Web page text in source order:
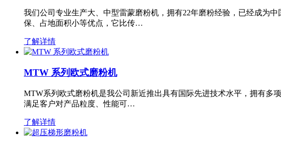
我们公司专业生产大、中型雷蒙磨粉机，拥有22年磨粉经验，已经成为
保、占地面积小等优点，它比传…
了解详情
MTW 系列欧式磨粉机
MTW系列欧式磨粉机是我公司新近推出具有国际先进技术水平，拥有
满足客户对产品粒度、性能可…
了解详情